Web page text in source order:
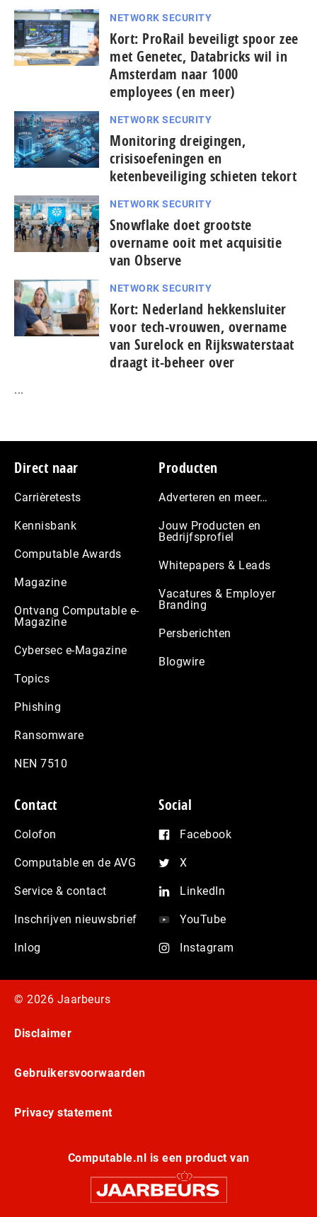
NETWORK SECURITY
Kort: ProRail beveiligt spoor zee
met Genetec, Databricks wil in
Amsterdam naar 1000
employees (en meer)
NETWORK SECURITY
Monitoring dreigingen,
crisisoefeningen en
ketenbeveiliging schieten tekort
NETWORK SECURITY
Snowflake doet grootste
overname ooit met acquisitie
van Observe
NETWORK SECURITY
Kort: Nederland hekkensluiter
voor tech-vrouwen, overname
van Surelock en Rijkswaterstaat
draagt it-beheer over
...
Footer
Direct naar
Carrièretests
Kennisbank
Computable Awards
Magazine
Ontvang Computable e-
Magazine
Cybersec e-Magazine
Topics
Phishing
Ransomware
NEN 7510
Producten
Adverteren en meer…
Jouw Producten en
Bedrijfsprofiel
Whitepapers & Leads
Vacatures & Employer
Branding
Persberichten
Blogwire
Contact
Colofon
Computable en de AVG
Service & contact
Inschrijven nieuwsbrief
Inlog
Social
Facebook
X
LinkedIn
YouTube
Instagram
© 2026 Jaarbeurs
Disclaimer
Gebruikersvoorwaarden
Privacy statement
Computable.nl is een product van